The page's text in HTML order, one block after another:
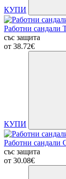
КУПИ
Работни сандали
със защита
от 38.72€
КУПИ
Работни сандали
със защита
от 30.08€